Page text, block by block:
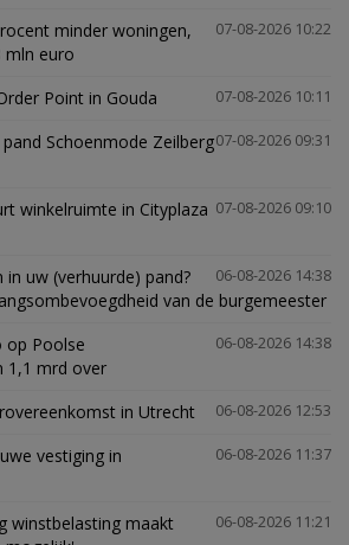
07-08-2026 10:22
minder woningen,
mln euro
07-08-2026 10:11
Point in Gouda
07-08-2026 09:31
Schoenmode Zeilberg
07-08-2026 09:10
winkelruimte in Cityplaza
06-08-2026 14:38
uw (verhuurde) pand?
van de burgemeester
06-08-2026 14:38
op Poolse
1,1 mrd over
06-08-2026 12:53
in Utrecht
06-08-2026 11:37
vestiging in
06-08-2026 11:21
winstbelasting maakt